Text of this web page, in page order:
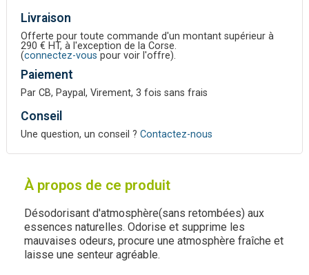
Livraison
Offerte pour toute commande d'un montant supérieur à
290 € HT, à l'exception de la Corse.
(connectez-vous pour voir l'offre).
Paiement
Par CB, Paypal, Virement, 3 fois sans frais
Conseil
Une question, un conseil ? Contactez-nous
À propos de ce produit
Désodorisant d'atmosphère(sans retombées) aux
essences naturelles. Odorise et supprime les
mauvaises odeurs, procure une atmosphère fraîche et
laisse une senteur agréable.